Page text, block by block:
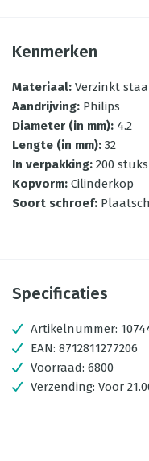
Kenmerken
Materiaal: Verzinkt
Aandrijving: Philips
Diameter (in mm): 4.2
Lengte (in mm): 32
In verpakking: 200 stuks
Kopvorm: Cilinderkop
Soort schroef:
Specificaties
Artikelnummer:
EAN: 8712811277206
Voorraad: 6800
Verzending: Voor